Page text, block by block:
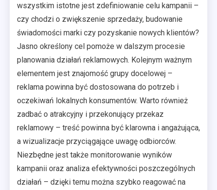
wszystkim istotne jest zdefiniowanie celu kampanii –
czy chodzi o zwiększenie sprzedaży, budowanie
świadomości marki czy pozyskanie nowych klientów?
Jasno określony cel pomoże w dalszym procesie
planowania działań reklamowych. Kolejnym ważnym
elementem jest znajomość grupy docelowej –
reklama powinna być dostosowana do potrzeb i
oczekiwań lokalnych konsumentów. Warto również
zadbać o atrakcyjny i przekonujący przekaz
reklamowy – treść powinna być klarowna i angażująca,
a wizualizacje przyciągające uwagę odbiorców.
Niezbędne jest także monitorowanie wyników
kampanii oraz analiza efektywności poszczególnych
działań – dzięki temu można szybko reagować na